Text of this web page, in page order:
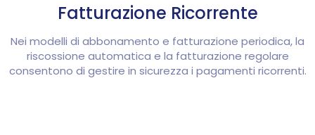
Fatturazione Ricorrente
Nei modelli di abbonamento e fatturazione periodica, la
riscossione automatica e la fatturazione regolare
consentono di gestire in sicurezza i pagamenti ricorrenti.